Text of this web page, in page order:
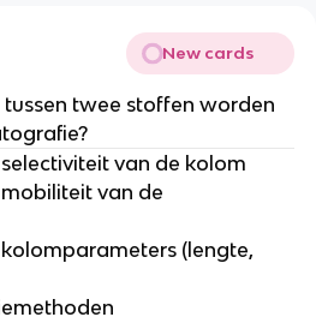
New cards
twee stoffen worden
van de kolom
van de
(lengte,